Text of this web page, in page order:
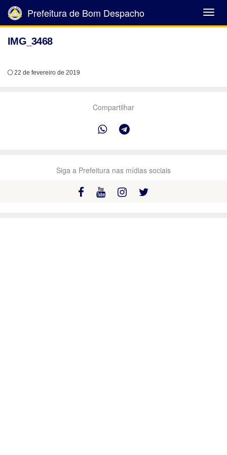
Abrir
Menu
Prefeitura de Bom Despacho
IMG_3468
22 de fevereiro de 2019
Compartilhar
Siga a Prefeitura nas mídias sociais